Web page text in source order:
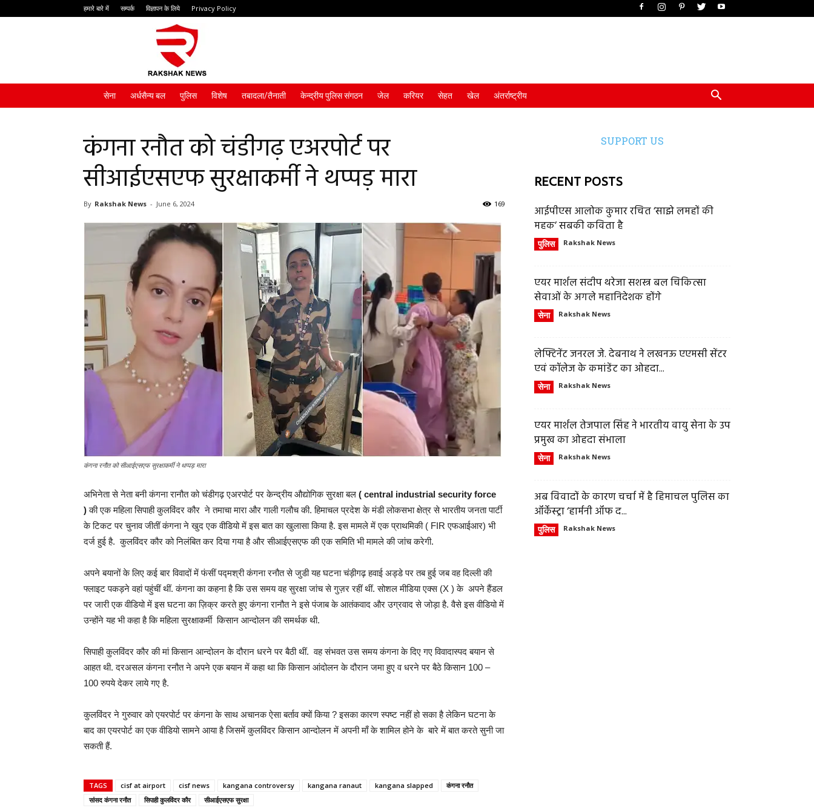
हमारे बारे में सम्पर्क विज्ञापन के लिये Privacy Policy
सेना अर्धसैन्य बल पुलिस विशेष तबादला/तैनाती केन्द्रीय पुलिस संगठन जेल करियर सेहत खेल अंतर्राष्ट्रीय
कंगना रनौत को चंडीगढ़ एअरपोर्ट पर
सीआईएसएफ सुरक्षाकर्मी ने थप्पड़ मारा
By Rakshak News - June 6, 2024 169
कंगना रनौत को सीआईएसएफ सुरक्षाकर्मी ने थप्पड़ मारा
अभिनेता से नेता बनी कंगना रानौत को चंडीगढ़ एअरपोर्ट पर केन्द्रीय औद्योगिक सुरक्षा बल ( central industrial security force
)की एक महिला सिपाही कुलविंदर कौर ने तमाचा मारा और गाली गलौच की. हिमाचल प्रदेश के मंडी लोकसभा क्षेत्र से भारतीय जनता पार्टी
के टिकट पर चुनाव जीतीं कंगना ने खुद एक वीडियो में इस बात का खुलासा किया है. इस मामले में एक प्राथमिकी ( FIR एफआईआर) भी
दर्ज हुई है. कुलविंदर कौर को निलंबित कर दिया गया है और सीआईएसएफ की एक समिति भी मामले की जांच करेगी.
अपने बयानों के लिए कई बार विवादों में फंसीं पद्मश्री कंगना रनौत से जुडी यह घटना चंड़ीगढ़ हवाई अड्डे पर तब हुई जब वह दिल्ली की
फ्लाइट पकड़ने वहां पहुंचीं थीं. कंगना का कहना है कि उस समय वह सुरक्षा जांच से गुज़र रहीं थीं. सोशल मीडिया एक्स (X ) के अपने हैंडल
पर जारी एक वीडियो में इस घटना का ज़िक्र करते हुए कंगना रानौत ने इसे पंजाब के आतंकवाद और उग्रवाद से जोड़ा है. वैसे इस वीडियो में
उन्होंने यह भी कहा है कि महिला सुरक्षाकर्मी किसान आन्दोलन की समर्थक थी.
सिपाही कुलविंदर कौर की मां किसान आन्दोलन के दौरान धरने पर बैठी थीं. वह संभवत उस समय कंगना के दिए गए विवादास्पद बयान से
आहत थी. दरअसल कंगना रनौत ने अपने एक बयान में कहा था कि किसान आंदोलन के दौरान जमा हुए व धरने पर बैठे किसान 100 –
100 रुपये देकर लाये गए है.
कुलविंदर ने गुरुवार को एयरपोर्ट पर कंगना के साथ अचानक ऐसा बर्ताव क्यों किया ? इसका कारण स्पष्ट नहीं हो सका है लेकिन घटना के
बाद का एयरपोर्ट का एक वीडियो सामने आया है जिसमें कुलविंदर किसान आन्दोलन में अपनी माँ के शामिल होने के बारे में बात करते सुनी जा
सकती हैं.
TAGS cisf at airport cisf news kangana controversy kangana ranaut kangana slapped
कंगना रनौत
सांसद कंगना रनौत
सिपाही कुलविंदर कौर सीआईएसएफ सुरक्षा
SUPPORT US
RECENT POSTS
आईपीएस आलोक कुमार रचित ‘साझे लमहों की
महक’ सबकी कविता है
पुलिस Rakshak News
एयर मार्शल संदीप थरेजा सशस्त्र बल चिकित्सा
सेवाओं के अगले महानिदेशक होंगे
सेना Rakshak News
लेफ्टिनेंट जनरल जे. देबनाथ ने लखनऊ एएमसी सेंटर
एवं कॉलेज के कमांडेंट का ओहदा...
सेना Rakshak News
एयर मार्शल तेजपाल सिंह ने भारतीय वायु सेना के उप
प्रमुख का ओहदा संभाला
सेना Rakshak News
अब विवादों के कारण चर्चा में है हिमाचल पुलिस का
ऑर्केस्ट्रा ‘हार्मनी ऑफ द...
पुलिस Rakshak News